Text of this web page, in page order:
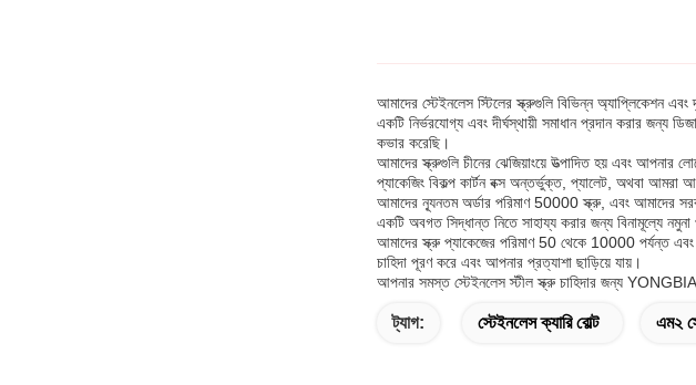
আমাদের স্টেইনলেস স্টিলের স্ক্রুগুলি বিভিন্ন অ্যাপ্লিকেশন
একটি নির্ভরযোগ্য এবং দীর্ঘস্থায়ী সমাধান প্রদান করার জন্য
কভার করেছি।
আমাদের স্ক্রুগুলি চীনের ঝেজিয়াংয়ে উত্পাদিত হয় এবং
প্যাকেজিং বিকল্প কার্টন বক্স অন্তর্ভুক্ত, প্যালেট, অথবা আমরা
আমাদের ন্যূনতম অর্ডার পরিমাণ 50000 স্ক্রু, এবং আমাদের
একটি অবগত সিদ্ধান্ত নিতে সাহায্য করার জন্য বিনামূল্যে নমুনা
আমাদের স্ক্রু প্যাকেজের পরিমাণ 50 থেকে 10000 পর্যন্ত
চাহিদা পূরণ করে এবং আপনার প্রত্যাশা ছাড়িয়ে যায়।
আপনার সমস্ত স্টেইনলেস স্টীল স্ক্রু চাহিদার জন্য
ট্যাগ: স্টেইনলেস ক্যারি বোল্ট এম২